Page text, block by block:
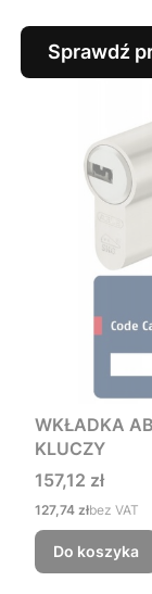
Sprawdź
WKŁADKA
KLUCZY
Cena
157,12 zł
Cena
127,74 złbez VAT
Do koszyka